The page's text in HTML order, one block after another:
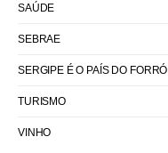
SAÚDE
SEBRAE
SERGIPE É O PAÍS DO FORRÓ
TURISMO
VINHO